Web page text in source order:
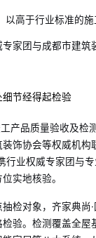
以高于行业标准的
家团与成都市建筑
节经得起检验
产品质量验收及检
饰协会等权威机构
行业权威专家团与
实地核验。
检对象，齐家典尚
验。检测覆盖全屋